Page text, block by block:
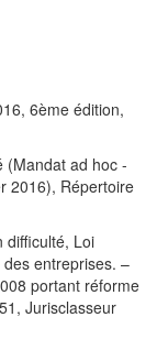
6ème édition,
(Mandat ad hoc -
2016), Répertoire
difficulté, Loi
entreprises. –
portant réforme
Jurisclasseur